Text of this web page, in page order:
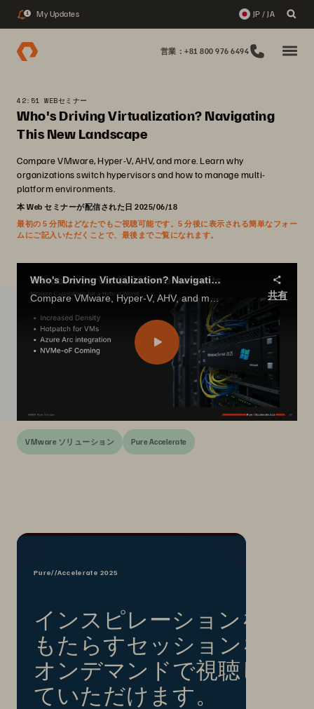
1 My Updates JP / JA
営業：+81 800 976 6494
42:51 WEBセミナー
Who's Driving Virtualization? Navigating
This New Landscape
Compare VMware, Hyper-V, AHV, and more. Learn why
organizations switch hypervisors and how to manage multi-
platform environments.
本 Web セミナーが配信された日 2025/06/18
最初の 5 分間はどなたでもご視聴可能です。5 分後に表示される簡単なフォー
ムにご記入いただくことで、最後までご覧になれます。
Who's Driving Virtualization? Navigating This New Landscape
Compare VMware, Hyper-V, AHV, and more. Learn why organizations switch hypervisors and how to manage multi-platform environments.
共有
VMware ソリューション Pure Accelerate
Pure//Accelerate 2025
インスピレーションを
もたらすセッションを
オンデマンドで視聴し
ていただけます。